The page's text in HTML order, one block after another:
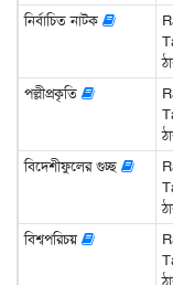
নির্বাচিত নাটক
পল্লীপ্রকৃতি
বিদেশীফুলের গুচ্ছ
বিশ্বপরিচয়